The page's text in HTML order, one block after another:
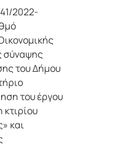
2022-
σύναψης
του Δήμου
του έργου
και